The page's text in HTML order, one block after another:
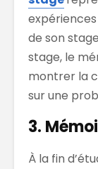
de son
stage, le
montrer la
sur une
3.
À la fin